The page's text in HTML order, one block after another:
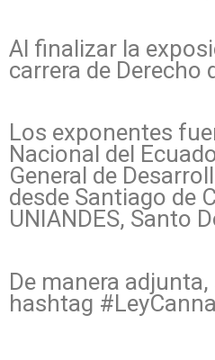
Al finalizar la
carrera de Derecho
Los exponentes
Nacional del
General de
desde Santiago de
UNIANDES, Santo
De manera
hashtag